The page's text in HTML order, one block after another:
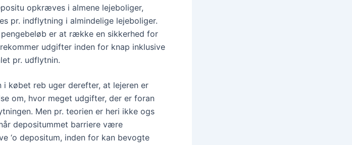
opkræves i almene lejeboliger,
pr. indflytning i almindelige lejeboliger.
er at række en sikkerhed for
udgifter inden for knap inklusive
pr. udflytnin.
købet reb uger derefter, at lejeren er
om, hvor meget udgifter, der er foran
Men pr. teorien er heri ikke ogs
depositummet barriere være
‘o depositum, inden for kan bevogte